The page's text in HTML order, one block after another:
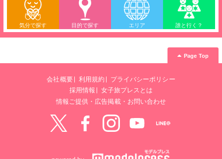
気分で探す 目的で探す エリア 誰と行く？
Page Top
会社概要 利用規約
プライバシーポリシー
採用情報
女子旅プレスとは
情報ご提供・広告掲載・お問い合わせ